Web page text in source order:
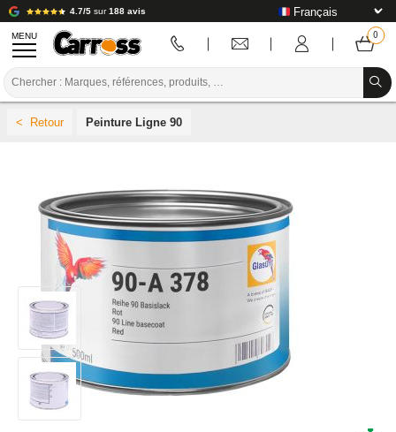
4.7/5 sur188 avis
MENU
PREPARATION / PEINTURE / FINITION
CONSOMMABLE CARROSSERIE
OUTILLAGE CARROSSERIE
ÉQUIPEMENT ATELIER CARROSSERIE
INSTALLATION LABO
TUTORIEL & CONSEILS
Peinture Ligne 90